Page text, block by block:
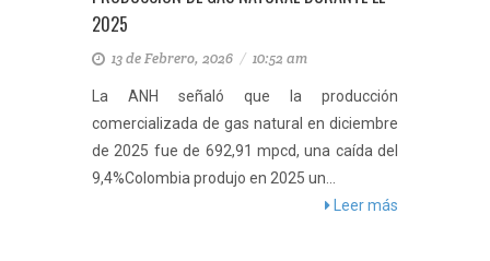
2025
13 de Febrero, 2026 / 10:52 am
La ANH señaló que la producción
comercializada de gas natural en diciembre
de 2025 fue de 692,91 mpcd, una caída del
9,4%Colombia produjo en 2025 un...
Leer más